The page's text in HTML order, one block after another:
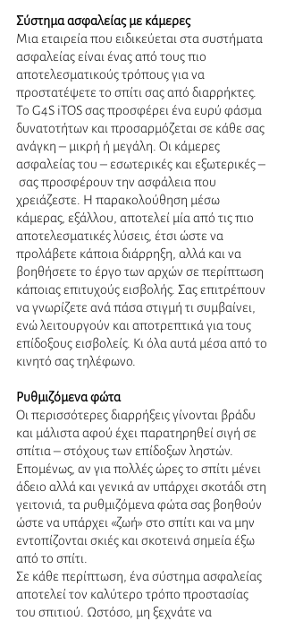
Σύστημα ασφαλείας με κάμερες
Μια εταιρεία που ειδικεύεται στα συστήματα
ασφαλείας είναι ένας από τους πιο
αποτελεσματικούς τρόπους για να
προστατέψετε το σπίτι σας από διαρρήκτες.
Το G4S iTOS σας προσφέρει ένα ευρύ φάσμα
δυνατοτήτων και προσαρμόζεται σε κάθε σας
ανάγκη – μικρή ή μεγάλη. Οι κάμερες
ασφαλείας του – εσωτερικές και εξωτερικές –
σας προσφέρουν την ασφάλεια που
χρειάζεστε. Η παρακολούθηση μέσω
κάμερας, εξάλλου, αποτελεί μία από τις πιο
αποτελεσματικές λύσεις, έτσι ώστε να
προλάβετε κάποια διάρρηξη, αλλά και να
βοηθήσετε το έργο των αρχών σε περίπτωση
κάποιας επιτυχούς εισβολής. Σας επιτρέπουν
να γνωρίζετε ανά πάσα στιγμή τι συμβαίνει,
ενώ λειτουργούν και αποτρεπτικά για τους
επίδοξους εισβολείς. Κι όλα αυτά μέσα από το
κινητό σας τηλέφωνο.
Ρυθμιζόμενα φώτα
Οι περισσότερες διαρρήξεις γίνονται βράδυ
και μάλιστα αφού έχει παρατηρηθεί σιγή σε
σπίτια – στόχους των επίδοξων ληστών.
Επομένως, αν για πολλές ώρες το σπίτι μένει
άδειο αλλά και γενικά αν υπάρχει σκοτάδι στη
γειτονιά, τα ρυθμιζόμενα φώτα σας βοηθούν
ώστε να υπάρχει «ζωή» στο σπίτι και να μην
εντοπίζονται σκιές και σκοτεινά σημεία έξω
από το σπίτι.
Σε κάθε περίπτωση, ένα σύστημα ασφαλείας
αποτελεί τον καλύτερο τρόπο προστασίας
του σπιτιού. Ωστόσο, μη ξεχνάτε να